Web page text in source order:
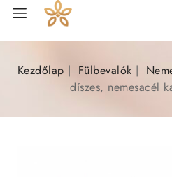
Kezdőlap Fülbevalók
díszes, nemesacél